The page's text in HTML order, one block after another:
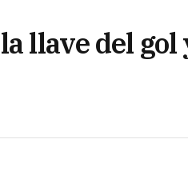
llave del gol